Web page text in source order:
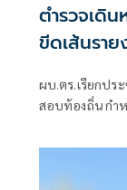
ตำรวจเดิ
ขีดเส้นรา
ผบ.ตร.เรียกปร
สอบท้องถิ่น กำ